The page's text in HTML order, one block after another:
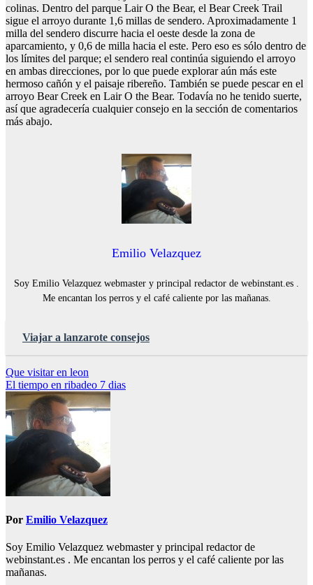
colinas. Dentro del parque Lair O the Bear, el Bear Creek Trail
sigue el arroyo durante 1,6 millas de sendero. Aproximadamente 1
milla del sendero discurre hacia el oeste desde la zona de
aparcamiento, y 0,6 de milla hacia el este. Pero eso es sólo dentro de
los límites del parque; el sendero real continúa siguiendo el arroyo
en ambas direcciones, por lo que puede explorar aún más este
hermoso cañón y el paisaje ribereño. También se puede pescar en el
arroyo Bear Creek en Lair O the Bear. Todavía no he tenido suerte,
así que agradecería cualquier consejo en la sección de comentarios
más abajo.
Emilio Velazquez
Soy Emilio Velazquez webmaster y principal redactor de webinstant.es .
Me encantan los perros y el café caliente por las mañanas.
Viajar a lanzarote consejos
Navegación
de
entradas
Que visitar en leon
El tiempo en ribadeo 7 dias
Por Emilio Velazquez
Soy Emilio Velazquez webmaster y principal redactor de
webinstant.es . Me encantan los perros y el café caliente por las
mañanas.